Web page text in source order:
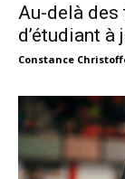
Au-delà des
d’étudiant
Constance